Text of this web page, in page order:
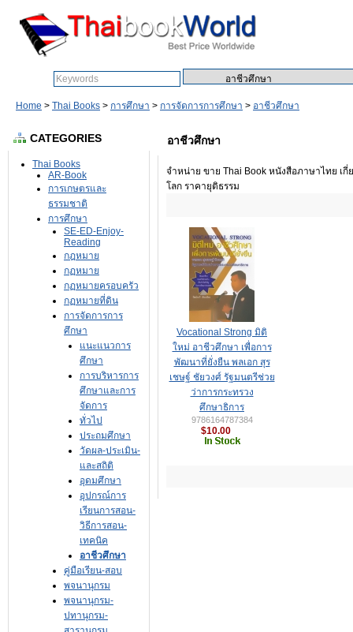
Home > Thai Books > การศึกษา > การจัดการการศึกษา > อาชีวศึกษา
CATEGORIES
Thai Books
AR-Book
การเกษตรและ
ธรรมชาติ
การศึกษา
SE-ED-Enjoy-
Reading
กฎหมาย
กฏหมาย
กฏหมายครอบครัว
กฏหมายที่ดิน
การจัดการการ
ศึกษา
แนะแนวการ
ศึกษา
การบริหารการ
ศึกษาและการ
จัดการ
ทั่วไป
ประถมศึกษา
วัดผล-ประเมิน-
และสถิติ
อุดมศึกษา
อุปกรณ์การ
เรียนการสอน-
วิธีการสอน-
เทคนิค
อาชีวศึกษา
คู่มือเรียน-สอบ
พจนานุกรม
พจนานุกรม-
ปทานุกรม-
อาชีวศึกษา
จำหน่าย ขาย Thai Book หนังสือภาษาไทย เ
โลก ราคายุติธรรม
Vocational Strong มิติ
ใหม่ อาชีวศึกษา เพื่อการ
พัฒนาที่ยั่งยืน พลเอก สุร
เชษฐ์ ชัยวงศ์ รัฐมนตรีช่วย
ว่าการกระทรวง
ศึกษาธิการ
9786164787384
$10.00